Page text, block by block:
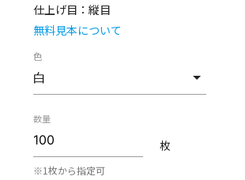
仕上げ目： 縦目
無料見本について
色
数量
※1枚から指定可
枚